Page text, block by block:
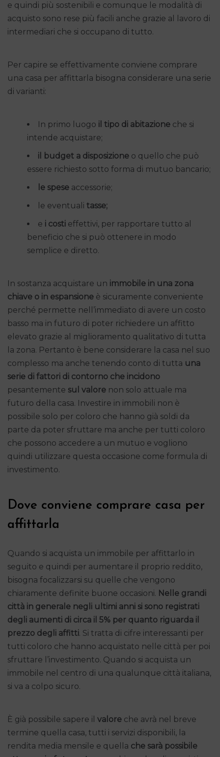
e quindi più sostenibili e comunque le modalità di
acquisto sono rese più facili anche grazie al lavoro di
intermediari che si occupano di tutto.
Per capire se effettivamente conviene comprare
una casa per affittarla bisogna considerare una serie
di varianti:
In primo luogo il tipo di abitazione che si
intende acquistare;
il budget a disposizione o quello che può
essere richiesto sotto forma di mutuo bancario;
le spese accessorie;
le eventuali tasse;
e i costi effettivi, per rapportare tutto al
beneficio che si può ottenere in modo
semplice e diretto.
In sostanza acquistare un immobile in una zona
chiave o in espansione è sicuramente conveniente
perché permette nell’immediato di avere un costo
basso ma in futuro di poter richiedere un affitto
elevato grazie al miglioramento qualitativo di tutta
la zona. Pertanto è bene considerare la casa nel suo
complesso ma anche tenendo conto di tutta una
serie di fattori di contorno che incidono
pesantemente sul valore non solo attuale ma
futuro della casa. Investire in immobili non è
possibile solo per coloro che hanno già soldi da
parte da poter sfruttare ma anche per tutti coloro
che possono accedere a un mutuo e vogliono
quindi utilizzare questa occasione come formula di
investimento.
Dove conviene comprare casa per
affittarla
Quando si acquista un immobile per affittarlo in
seguito e quindi per aumentare il proprio reddito,
bisogna focalizzarsi su quelle che vengono
chiaramente definite buone occasioni. Nelle grandi
città in generale negli ultimi anni si sono registrati
degli aumenti di circa il 5% per quanto riguarda il
prezzo degli affitti. Si tratta di cifre interessanti per
tutti coloro che hanno acquistato nelle città per poi
sfruttare l’investimento. Quando si acquista un
immobile nel centro di una qualunque città italiana,
si va a colpo sicuro.
È già possibile sapere il valore che avrà nel breve
termine quella casa, tutti i servizi disponibili, la
rendita media mensile e quella che sarà possibile